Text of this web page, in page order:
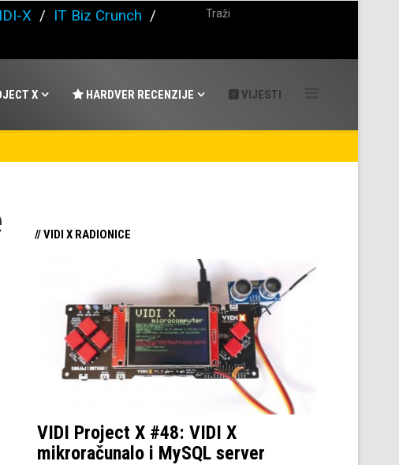
X / IT Biz Crunch /
X HARDVER RECENZIJE VIJESTI
// VIDI X RADIONICE
VIDI Project X #48: VIDI X
mikroračunalo i MySQL server